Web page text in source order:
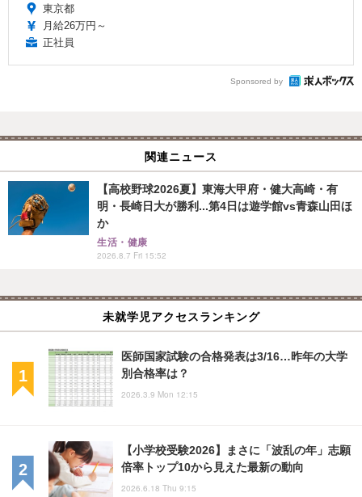
東京都
月給26万円～
正社員
Sponsored by
関連ニュース
【高校野球2026夏】東海大甲府・健大高崎・有
明・長崎日大が勝利...第4日は遊学館vs青森山田ほ
か
生活・健康
2026.8.7 Fri 15:52
未就学児アクセスランキング
医師国家試験の合格発表は3/16…昨年の大学
別合格率は？
2026.3.9 Mon 12:15
【小学校受験2026】まさに「波乱の年」志願
倍率トップ10から見えた最新の動向
2026.6.18 Thu 9:15